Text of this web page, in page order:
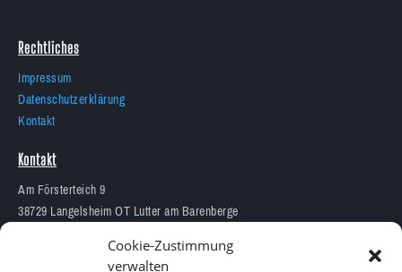
Cookie-Zustimmung
verwalten
Rechtliches
Impressum
Datenschutzerklärung
Kontakt
Kontakt
Am Försterteich 9
38729 Langelsheim OT Lutter am Barenberge
info@aquarium-lutter.de